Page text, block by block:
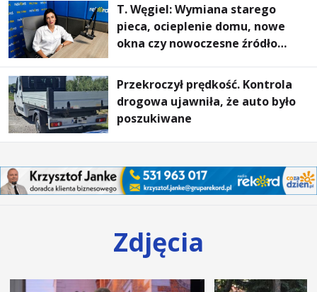
T. Węgiel: Wymiana starego
pieca, ocieplenie domu, nowe
okna czy nowoczesne źródło
rachunki za energię, lepszy
komfort życia i... czystsze
powietrze
Przekroczył prędkość. Kontrola
drogowa ujawniła, że auto było
poszukiwane
Zdjęcia